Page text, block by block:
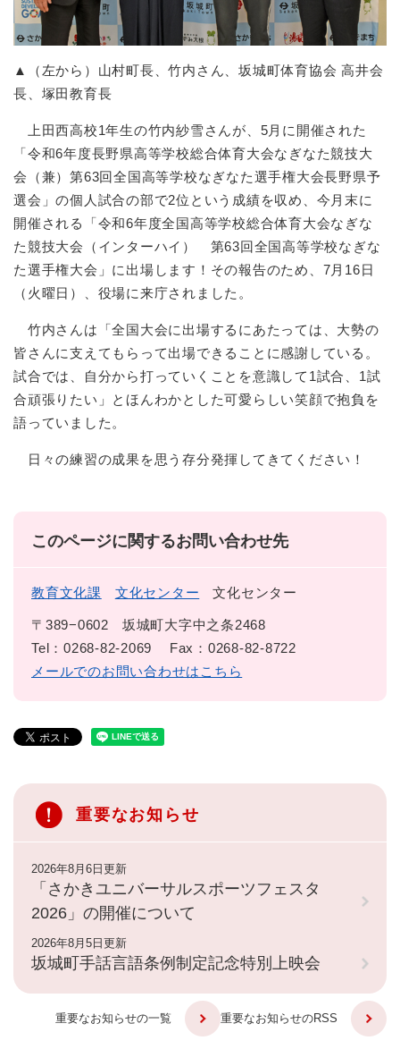
▲（左から）山村町長、竹内さん、坂城町体育協会 高井会
長、塚田教育長
上田西高校1年生の竹内紗雪さんが、5月に開催された
「令和6年度長野県高等学校総合体育大会なぎなた競技大
会（兼）第63回全国高等学校なぎなた選手権大会長野県予
選会」の個人試合の部で2位という成績を収め、今月末に
開催される「令和6年度全国高等学校総合体育大会なぎな
た競技大会（インターハイ） 第63回全国高等学校なぎな
た選手権大会」に出場します！その報告のため、7月16日
（火曜日）、役場に来庁されました。
竹内さんは「全国大会に出場するにあたっては、大勢の
皆さんに支えてもらって出場できることに感謝している。
試合では、自分から打っていくことを意識して1試合、1試
合頑張りたい」とほんわかとした可愛らしい笑顔で抱負を
語っていました。
日々の練習の成果を思う存分発揮してきてください！
このページに関するお問い合わせ先
教育文化課 文化センター 文化センター
〒389−0602
坂城町大字中之条2468
Tel：0268-82-2069
Fax：0268-82-8722
メールでのお問い合わせはこちら
重要なお知らせ
2026年8月6日更新
「さかきユニバーサルスポーツフェスタ
2026」の開催について
2026年8月5日更新
坂城町手話言語条例制定記念特別上映会
重要なお知らせの一覧 重要なお知らせのRSS